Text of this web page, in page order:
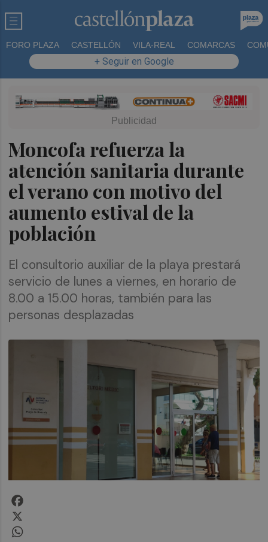
FORO PLAZA CASTELLÓN VILA-REAL COMARCAS
+ Seguir en Google
Moncofa refuerza la
atención sanitaria durante
el verano con motivo del
aumento estival de la
población
El consultorio auxiliar de la playa prestará
servicio de lunes a viernes, en horario de
8.00 a 15.00 horas, también para las
personas desplazadas